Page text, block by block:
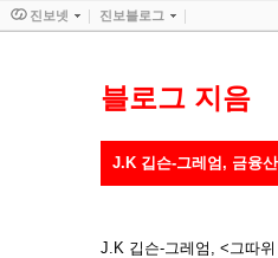
블로그 지음
J.K 깁슨-그레엄, 금융
J.K 깁슨-그레엄, <그따
진보넷 진보블로그